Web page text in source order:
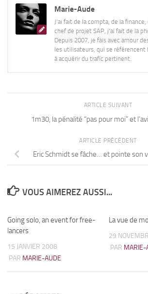
Marie-Aude
J'ai fait de la compta, de la
chef de projet SAP, j'ai fait de la
Depuis 2007, je fais avec amour
les utilisateurs, qui se référencent
à acquérir du trafic pertinent.
ARTICLE SUIVANT
1m30, la pénalité “pas pour moi” et
ARTICLE PRÉCÉDENT
Eric Schmidt se fâche… et pointe son
VOUS AIMEREZ AUSSI...
Going solo, an event for free-
lancers
15 JANVIER 2008
PAR MARIE-AUDE
La vue de
29
PAR MARIE-